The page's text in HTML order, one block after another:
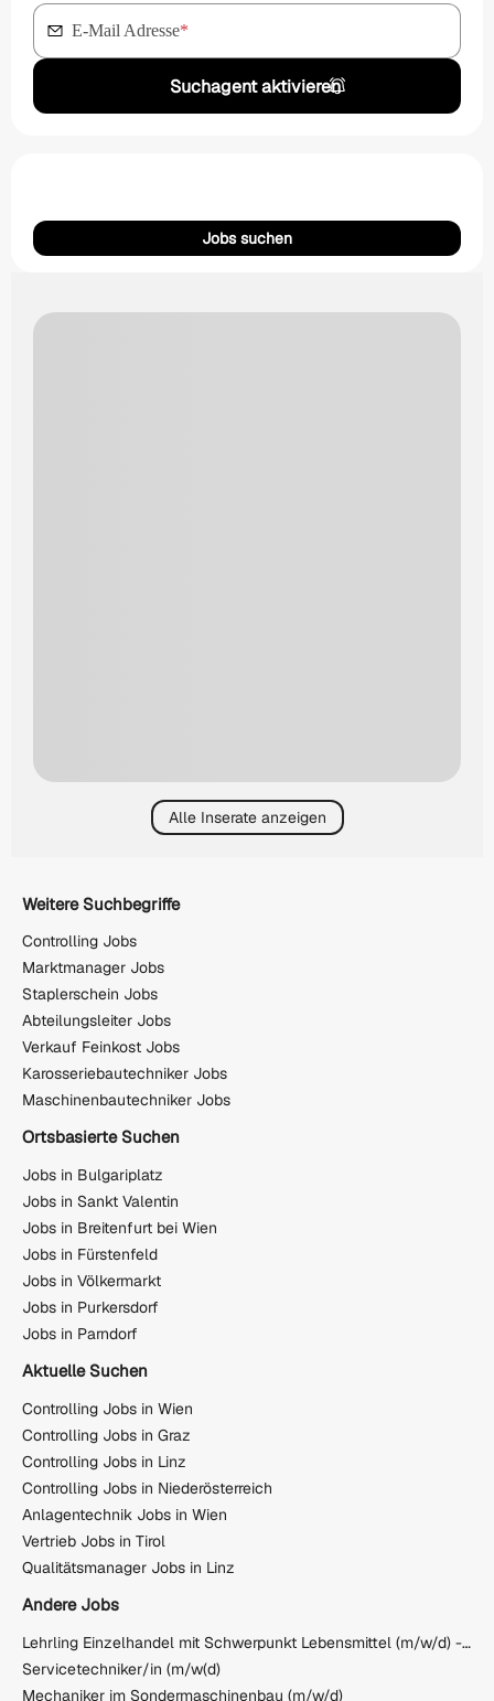
E-Mail Adresse*
Suchagent aktivieren
Jobs suchen
Alle Inserate anzeigen
Weitere Suchbegriffe
Controlling Jobs
Marktmanager Jobs
Staplerschein Jobs
Abteilungsleiter Jobs
Verkauf Feinkost Jobs
Karosseriebautechniker Jobs
Maschinenbautechniker Jobs
Ortsbasierte Suchen
Jobs in Bulgariplatz
Jobs in Sankt Valentin
Jobs in Breitenfurt bei Wien
Jobs in Fürstenfeld
Jobs in Völkermarkt
Jobs in Purkersdorf
Jobs in Parndorf
Aktuelle Suchen
Controlling Jobs in Wien
Controlling Jobs in Graz
Controlling Jobs in Linz
Controlling Jobs in Niederösterreich
Anlagentechnik Jobs in Wien
Vertrieb Jobs in Tirol
Qualitätsmanager Jobs in Linz
Andere Jobs
Lehrling Einzelhandel mit Schwerpunkt Lebensmittel (m/w/d) - Klagenfurt Heiligengeistplatz
Servicetechniker/in (m/w(d)
Mechaniker im Sondermaschinenbau (m/w/d)